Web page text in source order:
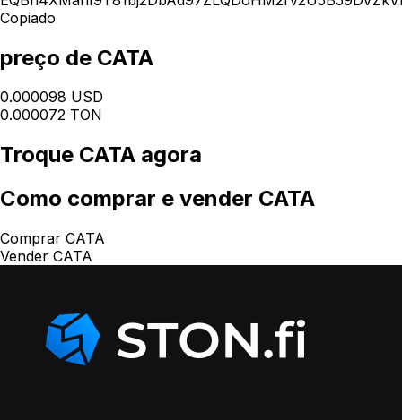
Copiado
preço de CATA
0.000098 USD
0.000072 TON
Troque CATA agora
Como comprar e vender CATA
Comprar CATA
Vender CATA